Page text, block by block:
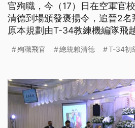
官殉職，今（17）日在空軍官
清德到場頒發褒揚令，追晉2名
原本規劃由T-34教練機編隊飛
取消。
殉職飛官 總統賴清德 T-34初